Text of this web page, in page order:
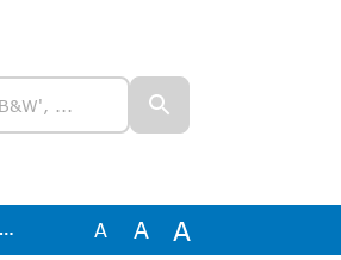
A A A